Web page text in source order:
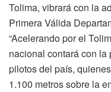
Tolima, vibrará con la
Primera Válida
“Acelerando por el
nacional contará con
pilotos del país,
1.100 metros sobre la